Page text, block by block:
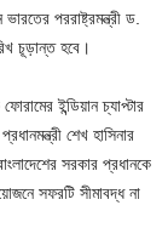
পররাষ্ট্রমন্ত্রী ড.
চূড়ান্ত হবে।
ইন্ডিয়ান চ্যাপ্টার
শেখ হাসিনার
সরকার প্রধানকে
সফরটি সীমাবদ্ধ না